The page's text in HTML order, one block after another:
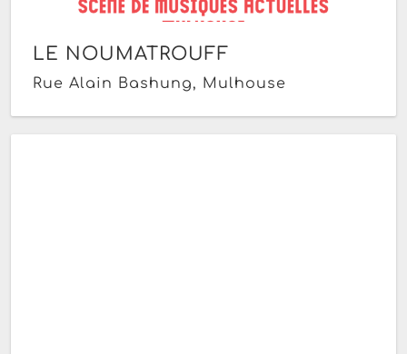
LE NOUMATROUFF
Rue Alain Bashung, Mulhouse